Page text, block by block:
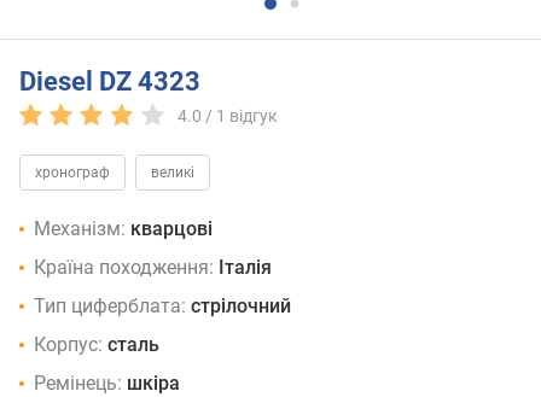
Diesel DZ 4323
4.0 / 1 відгук
хронограф великі
Механізм: кварцові
Країна походження: Італія
Тип циферблата: стрілочний
Корпус: сталь
Ремінець: шкіра